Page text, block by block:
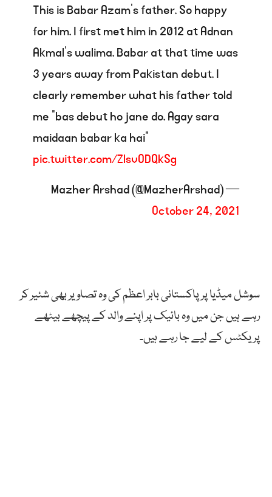
This is Babar Azam’s father. So happy
for him. I first met him in 2012 at Adnan
Akmal’s walima. Babar at that time was
3 years away from Pakistan debut. I
clearly remember what his father told
me “bas debut ho jane do. Agay sara
maidaan babar ka hai”
pic.twitter.com/ZlsvODQkSg
— Mazher Arshad (@MazherArshad)
October 24, 2021
سوشل میڈیا پر پاکستانی بابر اعظم کی وہ تصاویر بھی شئیر کر
رہے ہیں جن میں وہ بائیک پر اپنے والد کے پیچھے بیٹھے
پریکٹس کے لیے جا رہے ہیں۔